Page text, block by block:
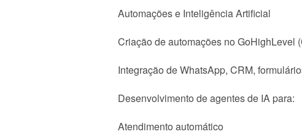
Automações e Inteligência Artificial
Criação de automações no GoHighLevel
Integração de WhatsApp, CRM,
Desenvolvimento de agentes de IA para:
Atendimento automático